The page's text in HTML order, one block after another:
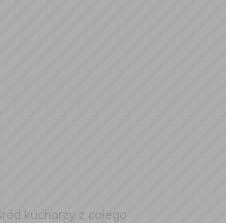
kucharzy z całego